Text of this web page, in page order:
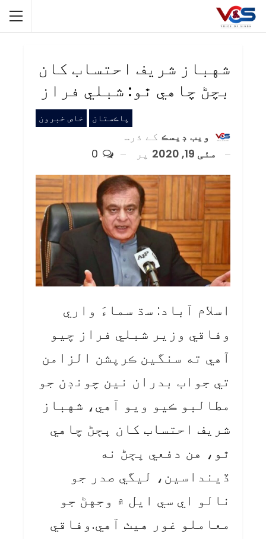
شهباز شريف احتساب کان
بچڻ چاهي ٿو: شبلي فراز
پاڪستان خاص خبرون
ويب ڊيسڪ کے ذریعہ
مئی 19, 2020
پر
اسلام آباد: سڌ سماءَ واري
وفاقي وزير شبلي فراز چيو
آهي ته سنگين ڪرپشن الزامن
تي جواب بدران نين چونڊن جو
مطالبو ڪيو ويو آهي، شهباز
شريف احتساب کان ڀڄڻ چاهي
ٿو، هن دفعي ڀڄڻ نه
ڏينداسين، ليگي صدر جو
نالو اي سي ايل ۾ وجهڻ جو
معاملو غور هيٺ آهي.وفاقي